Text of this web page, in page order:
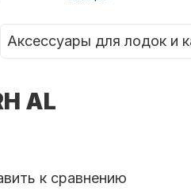
Аксессуары для лодок и
AL
к сравнению